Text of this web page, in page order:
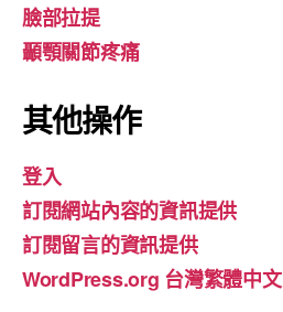
臉部拉提
顳顎關節疼痛
其他操作
登入
訂閱網站內容的資訊提供
訂閱留言的資訊提供
WordPress.org 台灣繁體中文